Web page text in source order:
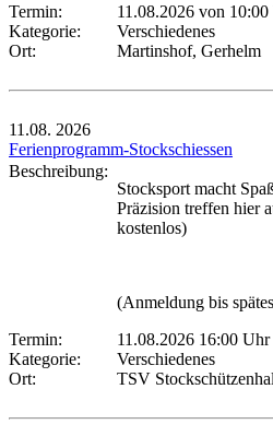
Termin:
11.08.2026 von 10:00
Kategorie:
Verschiedenes
Ort:
Martinshof, Gerhelm
11.08. 2026
Ferienprogramm-Stockschiessen
Beschreibung:
Stocksport macht
Präzision treffen hier
kostenlos)
(Anmeldung bis
Termin:
11.08.2026 16:00 Uhr
Kategorie:
Verschiedenes
Ort:
TSV